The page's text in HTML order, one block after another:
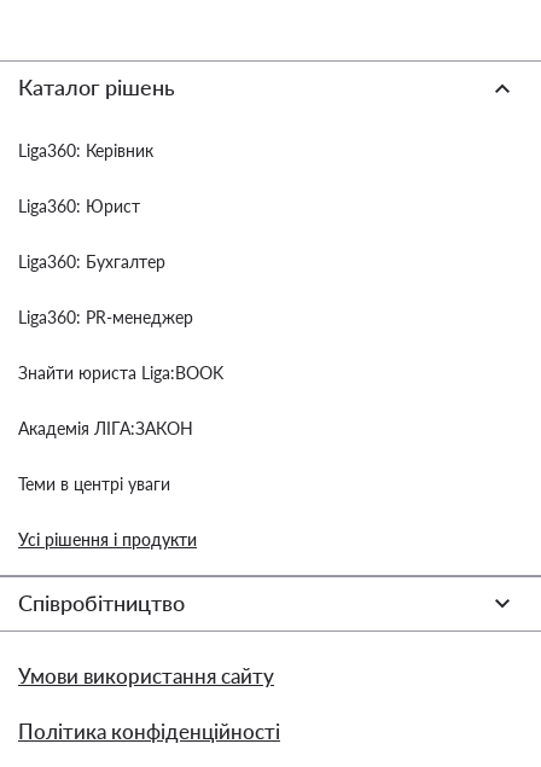
Каталог рішень
Liga360: Керівник
Liga360: Юрист
Liga360: Бухгалтер
Liga360: PR-менеджер
Знайти юриста Liga:BOOK
Академія ЛІГА:ЗАКОН
Теми в центрі уваги
Усі рішення і продукти
Співробітництво
Умови використання сайту
Політика конфіденційності